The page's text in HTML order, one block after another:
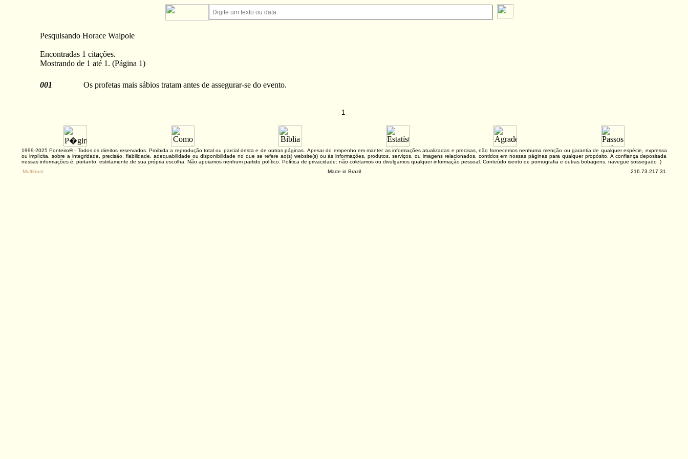
Pesquisando Horace Walpole
Encontradas 1 citações.
Mostrando de 1 até 1. (Página 1)
001 Os profetas mais sábios tratam antes de assegurar-se do evento.
1
1999-2025 Ponteiro® - Todos os direitos reservados. Proibida a reprodução total ou parcial desta e de outras páginas. Apesar do empenho em manter as informações atualizadas e precisas, não fornecemos nenhuma menção ou garantia de qualquer espécie, expressa
ou implícita, sobre a integridade, precisão, fiabilidade, adequabilidade ou disponibilidade no que se refere ao(s) website(s) ou às informações, produtos, serviços, ou imagens relacionados, contidos em nossas páginas para qualquer propósito. A confiança depositada
nessas informações é, portanto, estritamente de sua própria escolha. Não apoiamos nenhum partido político. Política de privacidade: não coletamos ou divulgamos qualquer informação pessoal. Conteúdo isento de pornografia e outras bobagens, navegue sossegado :)
Multihost
Made in Brazil 216.73.217.31